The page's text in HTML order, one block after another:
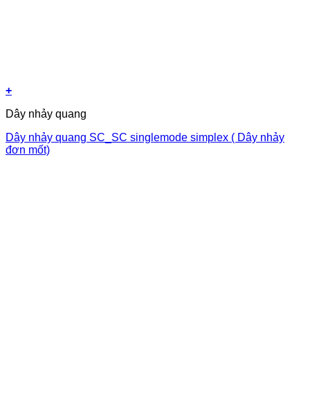
+
Dây nhảy quang
Dây nhảy quang SC_SC singlemode simplex ( Dây nhảy
đơn mốt)